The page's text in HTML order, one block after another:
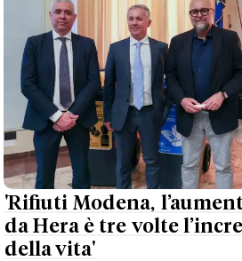
'Rifiuti Modena,
da Hera è tre volte
della vita'